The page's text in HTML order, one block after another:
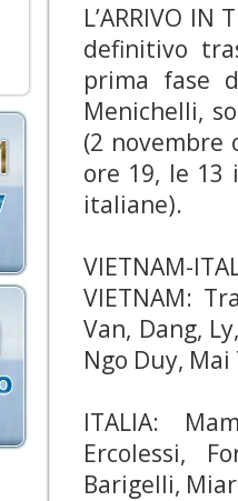
L’ARRIVO
definitivo
prima fase
Menichelli,
(2 novembre
ore 19, le 13
italiane).
VIETNAM-
VIETNAM:
Van, Dang,
Ngo Duy,
ITALIA:
Ercolessi,
Barigelli,